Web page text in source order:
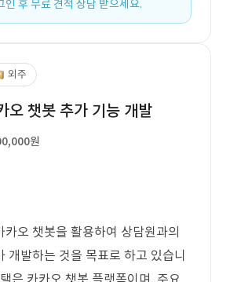
인 후 무료 견적 상담 받으세요.
외주
오 챗봇 추가 기능 개발
원
카오 챗봇을 활용하여 상담원과의
개발하는 것을 목표로 하고 있습니
은 카카오 챗봇 플랫폼이며, 주요